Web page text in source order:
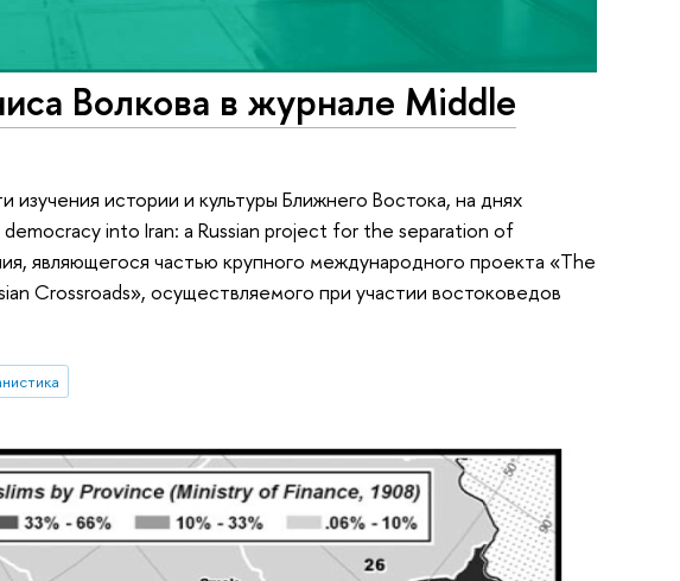
Волкова в журнале Middle
изучения истории и культуры Ближнего Востока, на днях
into Iran: a Russian project for the separation of
являющегося частью крупного международного проекта «The
Crossroads», осуществляемого при участии востоковедов